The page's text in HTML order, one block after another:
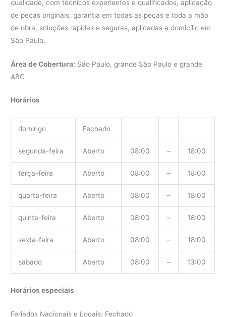
qualidade, com técnicos experientes e qualificados, aplicação
de peças originais, garantia em todas as peças e toda a mão
de obra, soluções rápidas e seguras, aplicadas a domicílio em
São Paulo.
Área de Cobertura: São Paulo, grande São Paulo e grande
ABC
Horários
domingo Fechado
segunda-feira Aberto 08:00 – 18:00
terça-feira Aberto 08:00 – 18:00
quarta-feira Aberto 08:00 – 18:00
quinta-feira Aberto 08:00 – 18:00
sexta-feira Aberto 08:00 – 18:00
sábado Aberto 08:00 – 13:00
Horários especiais
Feriados Nacionais e Locais: Fechado